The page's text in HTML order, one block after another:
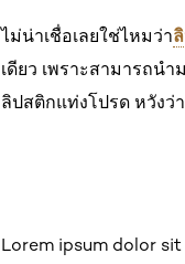
ไม่น่าเชื่อเลยใช่ไหมว่า
เดียว เพราะสามารถ
ลิปสติกแท่งโปรด หวัง
Lorem ipsum dolor